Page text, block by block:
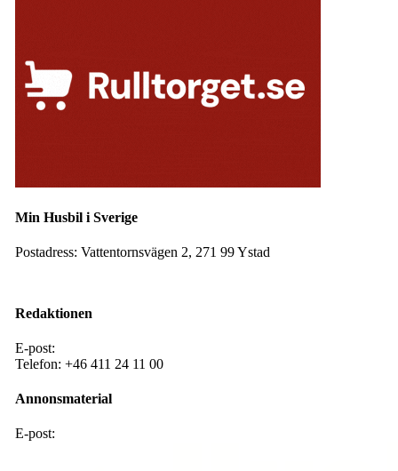
Min Husbil i Sverige
Postadress: Vattentornsvägen 2, 271 99 Ystad
Redaktionen
E-post:
Telefon: +46 411 24 11 00
Annonsmaterial
E-post: